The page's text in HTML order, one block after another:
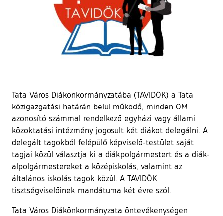
Tata Város Diákonkormányzatába (TAVIDÖK) a Tata
közigazgatási határán belül működő, minden OM
azonosító számmal rendelkező egyházi vagy állami
közoktatási intézmény jogosult két diákot delegálni. A
delegált tagokból felépülő képviselő-testület saját
tagjai közül választja ki a diákpolgármestert és a diák-
alpolgármestereket a középiskolás, valamint az
általános iskolás tagok közül. A TAVIDÖK
tisztségviselőinek mandátuma két évre szól.
Tata Város Diákönkormányzata öntevékenységen